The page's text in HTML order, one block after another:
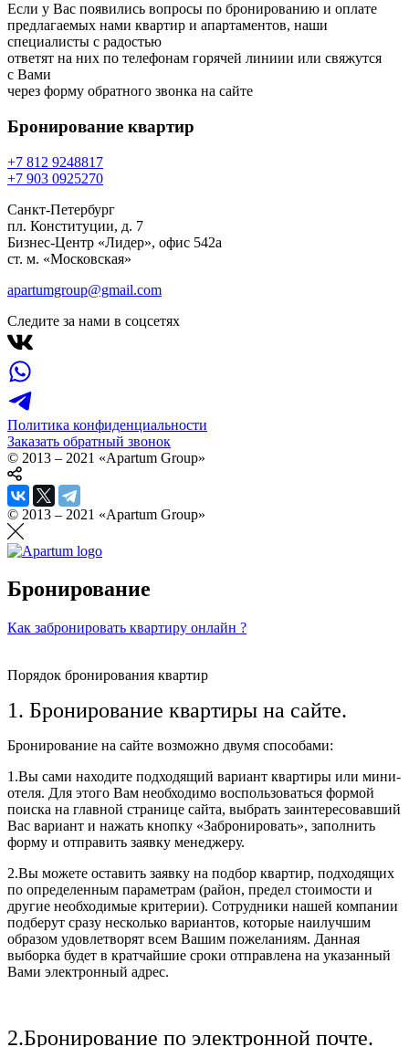
Если у Вас появились вопросы по бронированию и оплате
предлагаемых нами квартир и апартаментов, наши
специалисты с радостью
ответят на них по телефонам горячей линиии или свяжутся
с Вами
через форму обратного звонка на сайте
Бронирование квартир
+7 812 9248817
+7 903 0925270
Санкт-Петербург
пл. Конституции, д. 7
Бизнес-Центр «Лидер», офис 542a
ст. м. «Московская»
apartumgroup@gmail.com
Следите за нами в соцсетях
Политика конфиденциальности
Заказать обратный звонок
© 2013 – 2021 «Apartum Group»
© 2013 – 2021 «Apartum Group»
Бронирование
Как забронировать квартиру онлайн ?
Порядок бронирования квартир
1. Бронирование квартиры на сайте.
Бронирование на сайте возможно двумя способами:
1.Вы сами находите подходящий вариант квартиры или мини-
отеля. Для этого Вам необходимо воспользоваться формой
поиска на главной странице сайта, выбрать заинтересовавший
Вас вариант и нажать кнопку «Забронировать», заполнить
форму и отправить заявку менеджеру.
2.Вы можете оставить заявку на подбор квартир, подходящих
по определенным параметрам (район, предел стоимости и
другие необходимые критерии). Сотрудники нашей компании
подберут сразу несколько вариантов, которые наилучшим
образом удовлетворят всем Вашим пожеланиям. Данная
выборка будет в кратчайшие сроки отправлена на указанный
Вами электронный адрес.
2.Бронирование по электронной почте.